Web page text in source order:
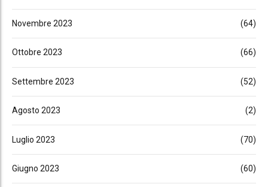
Novembre 2023 (64)
Ottobre 2023 (66)
Settembre 2023 (52)
Agosto 2023 (2)
Luglio 2023 (70)
Giugno 2023 (60)